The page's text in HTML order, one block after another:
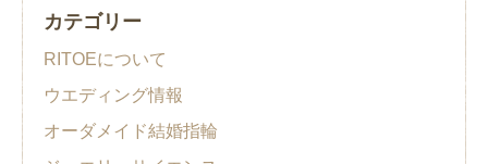
カテゴリー
RITOEについて
ウエディング情報
オーダメイド結婚指輪